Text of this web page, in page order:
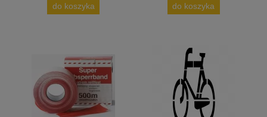
do koszyka do koszyka